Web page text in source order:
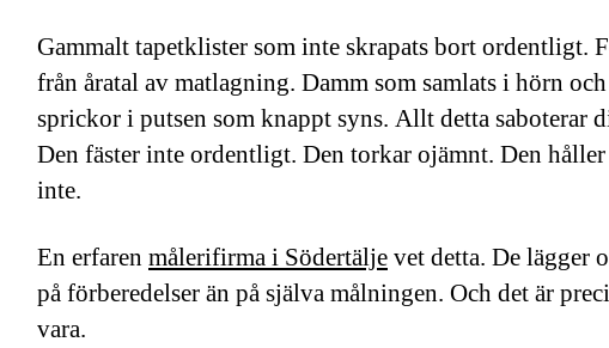
Gammalt tapetklister som inte skrapats bort ordentligt.
från åratal av matlagning. Damm som samlats i hörn
sprickor i putsen som knappt syns. Allt detta saboterar
Den fäster inte ordentligt. Den torkar ojämnt. Den
inte.
En erfaren målerifirma i Södertäljevet detta. De lägger
på förberedelser än på själva målningen. Och det är
vara.